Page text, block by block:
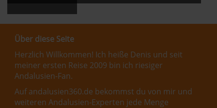
Über diese Seite
Herzlich Willkommen! Ich heiße Denis und seit
meiner ersten Reise 2009 bin ich riesiger
Andalusien-Fan.
Auf andalusien360.de bekommst du von mir und
weiteren Andalusien-Experten jede Menge